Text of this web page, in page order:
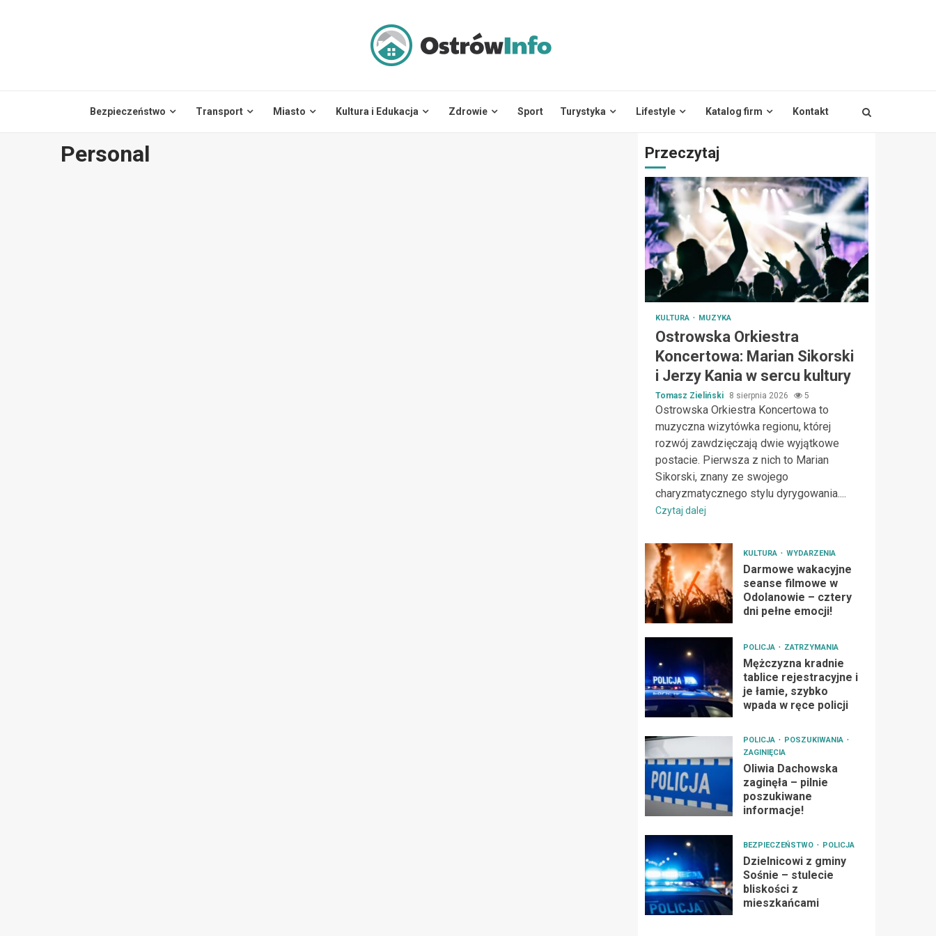
Bezpieczeństwo Transport Miasto Kultura i Edukacja Zdrowie Sport Turystyka Lifestyle Katalog firm Kontakt
Personal Przeczytaj
KULTURA MUZYKA
Ostrowska Orkiestra
Koncertowa: Marian Sikorski
i Jerzy Kania w sercu kultury
Tomasz Zieliński 8 sierpnia 2026 5
Ostrowska Orkiestra Koncertowa to
muzyczna wizytówka regionu, której
rozwój zawdzięczają dwie wyjątkowe
postacie. Pierwsza z nich to Marian
Sikorski, znany ze swojego
charyzmatycznego stylu dyrygowania....
Czytaj dalej
KULTURA WYDARZENIA
Darmowe wakacyjne
seanse filmowe w
Odolanowie – cztery
dni pełne emocji!
POLICJA ZATRZYMANIA
Mężczyzna kradnie
tablice rejestracyjne i
je łamie, szybko
wpada w ręce policji
POLICJA
POSZUKIWANIA
ZAGINIĘCIA
Oliwia Dachowska
zaginęła – pilnie
poszukiwane
informacje!
BEZPIECZEŃSTWO POLICJA
Dzielnicowi z gminy
Sośnie – stulecie
bliskości z
mieszkańcami